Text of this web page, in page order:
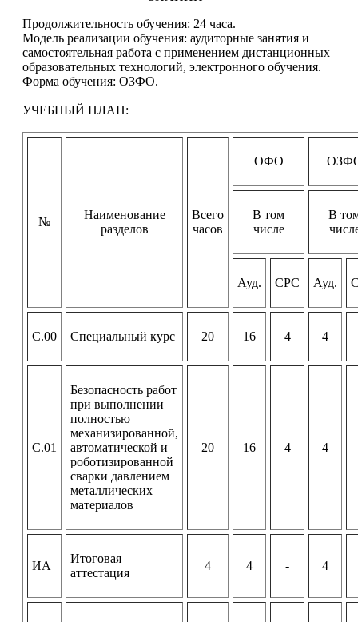
Продолжительность обучения: 24 часа.
Модель реализации обучения: аудиторные занятия и
самостоятельная работа с применением дистанционных
образовательных технологий, электронного обучения.
Форма обучения: ОЗФО.
УЧЕБНЫЙ ПЛАН:
№
Наименование
разделов
Всего
часов
ОФО
В том
числе
В
Ауд. СРС Ауд.
С.00 Специальный курс 20 16 4 4
С.01
Безопасность работ
при выполнении
полностью
механизированной,
автоматической и
роботизированной
сварки давлением
металлических
материалов
20 16 4 4
ИА
Итоговая
аттестация
4 4 - 4